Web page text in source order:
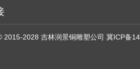
2015-2028 吉林润景铜雕塑公司 冀ICP备